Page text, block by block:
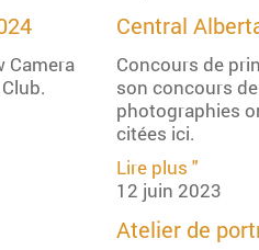
Camera
Central
Concours de
son concours
photographies
citées ici.
Lire plus "
12 juin 2023
Atelier de